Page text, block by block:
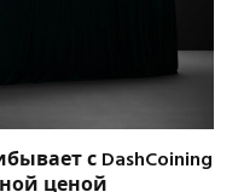
с DashCoining